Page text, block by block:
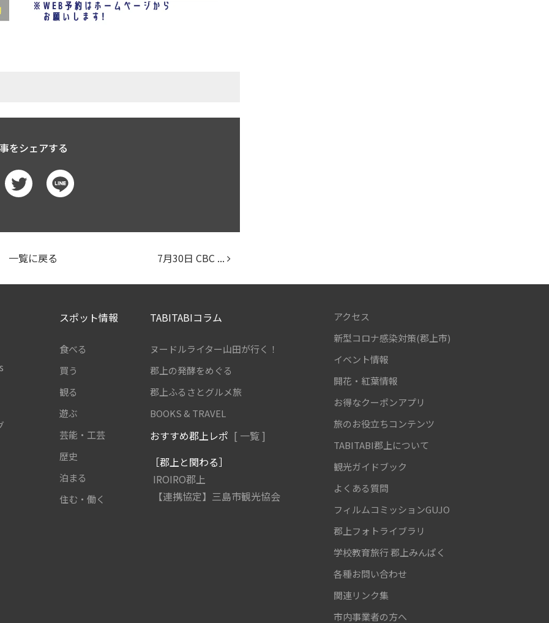
をシェアする
一覧に戻る 7月30日 CBC ...
スポット情報
食べる
買う
観る
遊ぶ
芸能・工芸
歴史
泊まる
住む・働く
TABITABIコラム
ヌードルライター山田が行く！
郡上の発酵をめぐる
郡上ふるさとグルメ旅
BOOKS & TRAVEL
おすすめ郡上レポ [ 一覧 ]
［郡上と関わる］
IROIRO郡上
【連携協定】三島市観光協会
アクセス
新型コロナ感染対策(郡上市)
イベント情報
開花・紅葉情報
お得なクーポンアプリ
旅のお役立ちコンテンツ
TABITABI郡上について
観光ガイドブック
よくある質問
フィルムコミッションGUJO
郡上フォトライブラリ
学校教育旅行郡上みんぱく
各種お問い合わせ
関連リンク集
市内事業者の方へ